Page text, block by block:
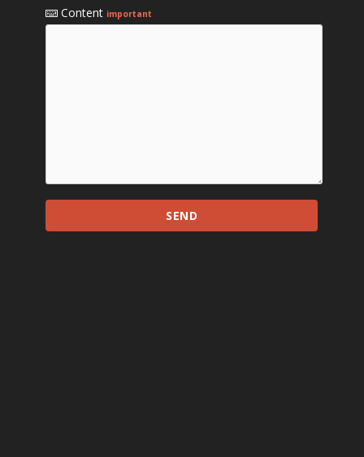
Content important